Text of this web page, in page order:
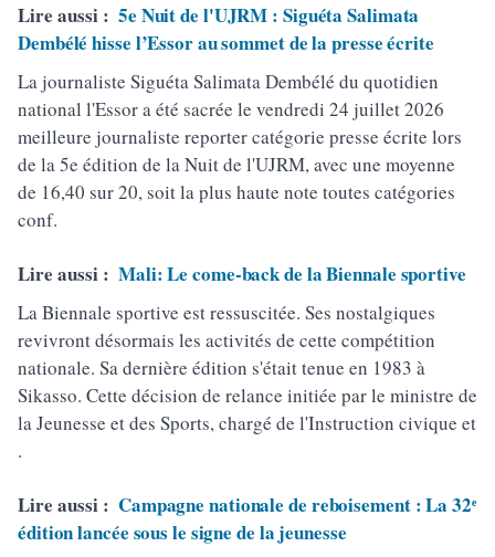
Lire aussi : 5e Nuit de l'UJRM : Siguéta Salimata
Dembélé hisse l’Essor au sommet de la presse écrite
La journaliste Siguéta Salimata Dembélé du quotidien
national l'Essor a été sacrée le vendredi 24 juillet 2026
meilleure journaliste reporter catégorie presse écrite lors
de la 5e édition de la Nuit de l'UJRM, avec une moyenne
de 16,40 sur 20, soit la plus haute note toutes catégories
conf.
Lire aussi : Mali: Le come-back de la Biennale sportive
La Biennale sportive est ressuscitée. Ses nostalgiques
revivront désormais les activités de cette compétition
nationale. Sa dernière édition s'était tenue en 1983 à
Sikasso. Cette décision de relance initiée par le ministre de
la Jeunesse et des Sports, chargé de l'Instruction civique et
.
Lire aussi : Campagne nationale de reboisement : La 32ᵉ
édition lancée sous le signe de la jeunesse